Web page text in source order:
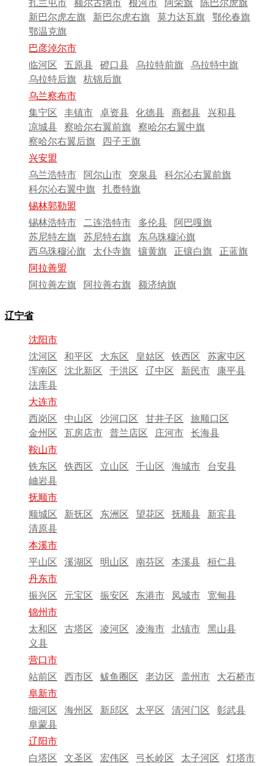
扎兰屯市 额尔古纳市 根河市 阿荣旗
陈巴尔虎旗
新巴尔虎左旗
新巴尔虎右旗 莫力达瓦旗
鄂伦春旗
鄂温克旗
巴彦淖尔市
临河区
五原县 磴口县 乌拉特前旗
乌拉特中旗
乌拉特后旗
杭锦后旗
乌兰察布市
集宁区
丰镇市 卓资县 化德县 商都县
兴和县
凉城县
察哈尔右翼前旗
察哈尔右翼中旗
察哈尔右翼后旗
四子王旗
兴安盟
乌兰浩特市
阿尔山市 突泉县
科尔沁右翼前旗
科尔沁右翼中旗
扎赉特旗
锡林郭勒盟
锡林浩特市
二连浩特市 多伦县
阿巴嘎旗
苏尼特左旗
苏尼特右旗
东乌珠穆沁旗
西乌珠穆沁旗
太仆寺旗 镶黄旗 正镶白旗
正蓝旗
阿拉善盟
阿拉善左旗
阿拉善右旗 额济纳旗
辽宁省
沈阳市
沈河区
和平区 大东区 皇姑区 铁西区
苏家屯区
浑南区
沈北新区 于洪区 辽中区 新民市
康平县
法库县
大连市
西岗区
中山区 沙河口区 甘井子区
旅顺口区
金州区
瓦房店市 普兰店区 庄河市
长海县
鞍山市
铁东区
铁西区 立山区 千山区 海城市
台安县
岫岩县
抚顺市
顺城区
新抚区 东洲区 望花区 抚顺县
新宾县
清原县
本溪市
平山区
溪湖区 明山区 南芬区 本溪县
桓仁县
丹东市
振兴区
元宝区 振安区 东港市 凤城市
宽甸县
锦州市
太和区
古塔区 凌河区 凌海市 北镇市
黑山县
义县
营口市
站前区
西市区 鲅鱼圈区 老边区 盖州市
大石桥市
阜新市
细河区
海州区 新邱区 太平区 清河门区
彰武县
阜蒙县
辽阳市
白塔区
文圣区 宏伟区 弓长岭区 太子河区
灯塔市